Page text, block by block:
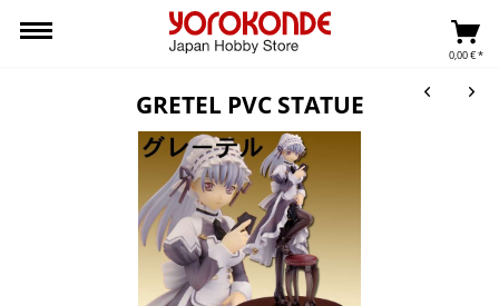
0,00 € *
GRETEL PVC STATUE